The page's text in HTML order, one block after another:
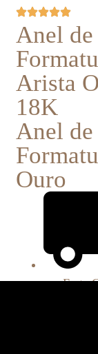
Anel de
Arista
18K
Anel de
Ouro
Frete